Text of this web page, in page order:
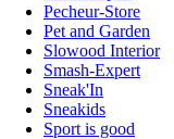
Pecheur-Store
Pet and Garden
Slowood Interior
Smash-Expert
Sneak'In
Sneakids
Sport is good